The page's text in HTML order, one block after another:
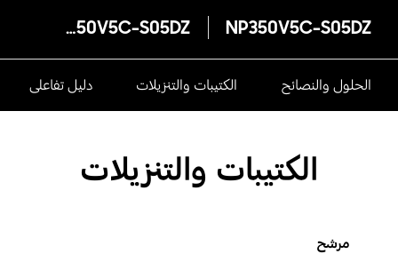
NP350V5C-S05DZ
NP350V5C-S05DZ
الحلول والنصائح الكتيبات والتنزيلات دليل تفاعلى
الكتيبات والتنزيلات
مرشح